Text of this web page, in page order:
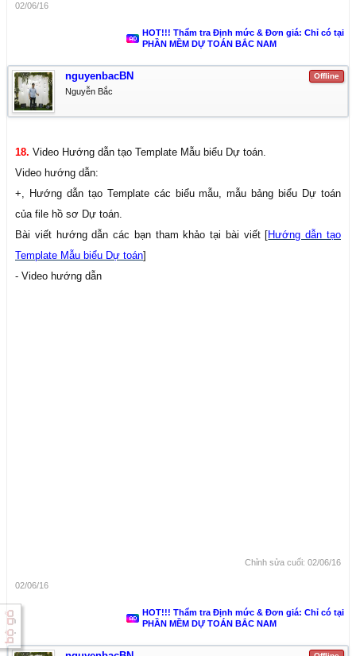
02/06/16
HOT!!! Thẩm tra Định mức & Đơn giá: Chỉ có tại
PHẦN MỀM DỰ TOÁN BẮC NAM
Offline
nguyenbacBN
Nguyễn Bắc
18. Video Hướng dẫn tạo Template Mẫu biểu Dự toán.
Video hướng dẫn:
+, Hướng dẫn tạo Template các biểu mẫu, mẫu bảng biểu Dự toán
của file hồ sơ Dự toán.
Bài viết hướng dẫn các bạn tham khảo tại bài viết [Hướng dẫn tạo
Template Mẫu biểu Dự toán]
- Video hướng dẫn
Chỉnh sửa cuối: 02/06/16
02/06/16
HOT!!! Thẩm tra Định mức & Đơn giá: Chỉ có tại
PHẦN MỀM DỰ TOÁN BẮC NAM